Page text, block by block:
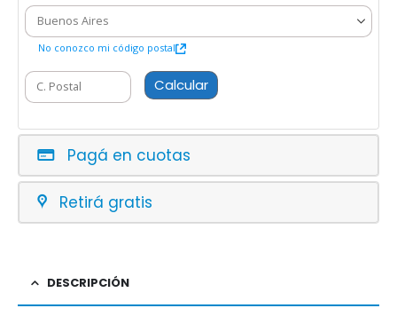
No conozco mi código postal
Calcular
Pagá en cuotas
Retirá gratis
DESCRIPCIÓN